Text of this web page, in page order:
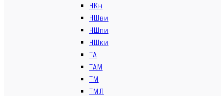
НКн
НШви
НШпи
НШки
ТА
ТАМ
ТМ
ТМЛ